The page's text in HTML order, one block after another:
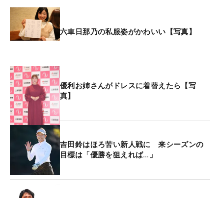
10入りを果たすと、プロテストにも合格した。「フ
ァイナルQT」で36位に入り、ボーダーライン上な
がらも突破。次々に目標を達成し、充実した一年と
来季は本格的にレギュラーツアー参戦となるが「今
までアマチュアで出させてもらって、回ったコース
も多いので、そこは経験できている。その回ったこ
とのあるコースで優勝を狙えればと思います」。ア
マチュアで培った経験を存分に生かし、プロとして
の飛躍を誓った。
六車日那乃の私服姿がかわいい【写真】
優利お姉さんがドレスに着替えたら【写
真】
吉田鈴はほろ苦い新人戦に 来シーズンの
目標は「優勝を狙えれば…」